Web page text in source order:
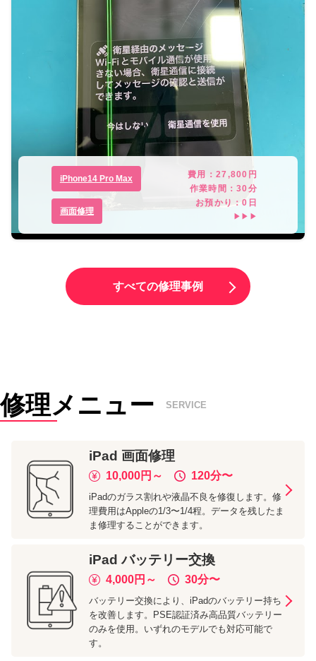
iPhone14 Pro Max
画面修理
費用： 27,800 円
作業時間：30分
お預かり：0 日
▶▶▶
すべての修理事例
修理メニュー SERVICE
iPad 画面修理
10,000円～ 120分〜
iPadのガラス割れや液晶不良を修復します。修
理費用はAppleの1/3〜1/4程。データを残したま
ま修理することができます。
iPad バッテリー交換
4,000円～ 30分〜
バッテリー交換により、iPadのバッテリー持ち
を改善します。PSE認証済み高品質バッテリー
のみを使用。いずれのモデルでも対応可能で
す。